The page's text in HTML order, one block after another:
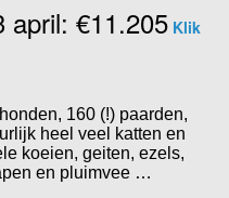
april: €11.205 Klik
160 (!) paarden,
heel veel katten en
koeien, geiten, ezels,
en pluimvee …